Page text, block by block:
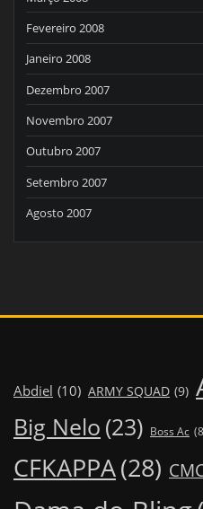
Fevereiro 2008
Janeiro 2008
Dezembro 2007
Novembro 2007
Outubro 2007
Setembro 2007
Agosto 2007
Abdiel (10) ARMY SQUAD (9)
Big Nelo (23) Boss Ac
CFKAPPA(28)